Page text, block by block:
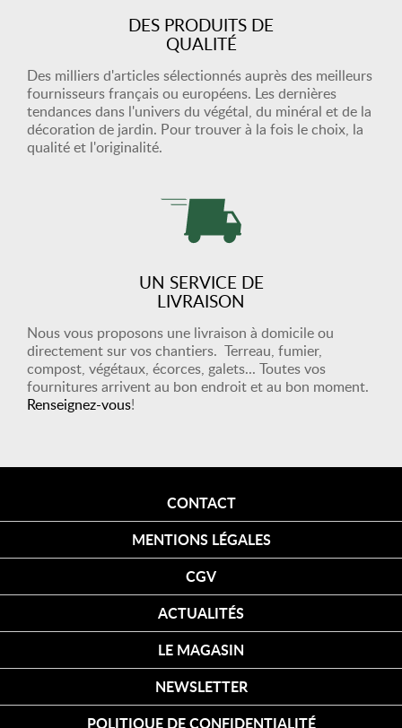
DES PRODUITS DE
QUALITÉ
Des milliers d'articles sélectionnés auprès des meilleurs
fournisseurs français ou européens. Les dernières
tendances dans l'univers du végétal, du minéral et de la
décoration de jardin. Pour trouver à la fois le choix, la
qualité et l'originalité.
UN SERVICE DE
LIVRAISON
Nous vous proposons une livraison à domicile ou
directement sur vos chantiers. Terreau, fumier,
compost, végétaux, écorces, galets... Toutes vos
fournitures arrivent au bon endroit et au bon moment.
Renseignez-vous!
CONTACT
MENTIONS LÉGALES
CGV
ACTUALITÉS
LE MAGASIN
NEWSLETTER
POLITIQUE DE CONFIDENTIALITÉ